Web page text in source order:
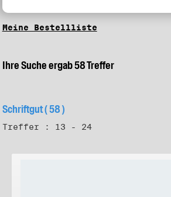
Meine Bestellliste
Ihre Suche ergab 58 Treffer
Schriftgut ( 58 )
Treffer : 13 - 24